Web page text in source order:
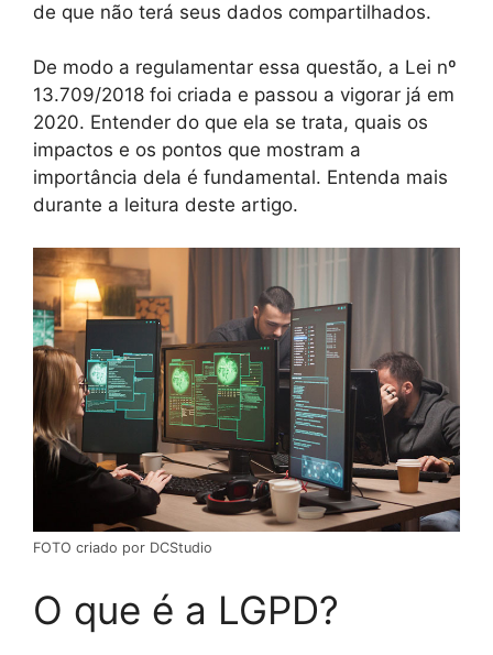
de que não terá seus dados compartilhados.
De modo a regulamentar essa questão, a Lei nº
13.709/2018 foi criada e passou a vigorar já em
2020. Entender do que ela se trata, quais os
impactos e os pontos que mostram a
importância dela é fundamental. Entenda mais
durante a leitura deste artigo.
FOTO criado por DCStudio
O que é a LGPD?